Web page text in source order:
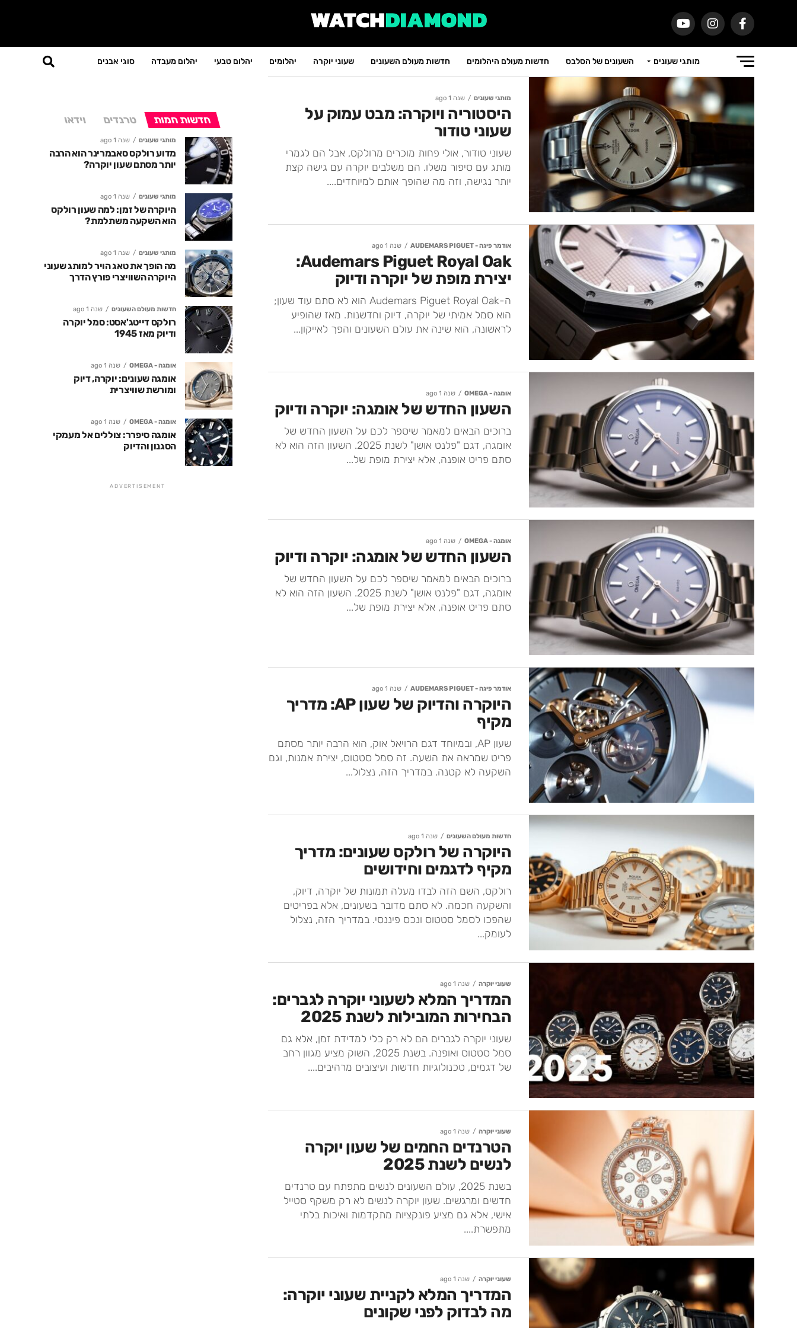
מותגי שעונים השעונים של הסלבס חדשות מעולם היהלומים חדשות מעולם השעונים שעוני יוקרה יהלומים יהלום טבעי יהלום מעבדה סוגי אבנים
מותגי שעונים שנה 1 ago
היסטוריה ויוקרה: מבט עמוק על
שעוני טודור
שעוני טודור, אולי פחות מוכרים מרולקס, אבל הם לגמרי
מותג עם סיפור משלו. הם משלבים יוקרה עם גישה קצת
יותר נגישה, וזה מה שהופך אותם למיוחדים....
אודמר פיגה - AUDEMARS PIGUET שנה 1 ago
Audemars Piguet Royal Oak:
יצירת מופת של יוקרה ודיוק
ה-Audemars Piguet Royal Oak הוא לא סתם עוד שעון;
הוא סמל אמיתי של יוקרה, דיוק וחדשנות. מאז שהופיע
לראשונה, הוא שינה את עולם השעונים והפך לאייקון...
אומגה - OMEGA שנה 1 ago
השעון החדש של אומגה: יוקרה ודיוק
ברוכים הבאים למאמר שיספר לכם על השעון החדש של
אומגה, דגם "פלנט אושן" לשנת 2025. השעון הזה הוא לא
סתם פריט אופנה, אלא יצירת מופת של...
אומגה - OMEGA שנה 1 ago
השעון החדש של אומגה: יוקרה ודיוק
ברוכים הבאים למאמר שיספר לכם על השעון החדש של
אומגה, דגם "פלנט אושן" לשנת 2025. השעון הזה הוא לא
סתם פריט אופנה, אלא יצירת מופת של...
אודמר פיגה - AUDEMARS PIGUET שנה 1 ago
היוקרה והדיוק של שעון AP: מדריך
מקיף
שעון AP, ובמיוחד דגם הרויאל אוק, הוא הרבה יותר מסתם
פריט שמראה את השעה. זה סמל סטטוס, יצירת אמנות, וגם
השקעה לא קטנה. במדריך הזה, נצלול...
חדשות מעולם השעונים שנה 1 ago
היוקרה של רולקס שעונים: מדריך
מקיף לדגמים וחידושים
רולקס, השם הזה לבדו מעלה תמונות של יוקרה, דיוק,
והשקעה חכמה. לא סתם מדובר בשעונים, אלא בפריטים
שהפכו לסמל סטטוס ונכס פיננסי. במדריך הזה, נצלול
לעומק...
שעוני יוקרה שנה 1 ago
המדריך המלא לשעוני יוקרה לגברים:
הבחירות המובילות לשנת 2025
שעוני יוקרה לגברים הם לא רק כלי למדידת זמן, אלא גם
סמל סטטוס ואופנה. בשנת 2025, השוק מציע מגוון רחב
של דגמים, טכנולוגיות חדשות ועיצובים מרהיבים....
שעוני יוקרה שנה 1 ago
הטרנדים החמים של שעון יוקרה
לנשים לשנת 2025
בשנת 2025, עולם השעונים לנשים מתפתח עם טרנדים
חדשים ומרגשים. שעון יוקרה לנשים לא רק משקף סטייל
אישי, אלא גם מציע פונקציות מתקדמות ואיכות בלתי
מתפשרת....
שעוני יוקרה שנה 1 ago
המדריך המלא לקניית שעוני יוקרה:
מה לבדוק לפני שקונים
חדשות חמות טרנדים וידאו
מותגי שעונים שנה 1 ago
מדוע רולקס סאבמרינר הוא הרבה
יותר מסתם שעון יוקרה?
מותגי שעונים שנה 1 ago
היוקרה של זמן: למה שעון רולקס
הוא השקעה משתלמת?
מותגי שעונים שנה 1 ago
מה הופך את טאג הויר למותג שעוני
היוקרה השוויצרי פורץ הדרך
חדשות מעולם השעונים שנה 1 ago
רולקס דייטג'אסט: סמל יוקרה
ודיוק מאז 1945
אומגה - OMEGA שנה 1 ago
אומגה שעונים: יוקרה, דיוק
ומורשת שוויצרית
אומגה - OMEGA שנה 1 ago
אומגה סיפרר: צוללים אל מעמקי
הסגנון והדיוק
ADVERTISEMENT